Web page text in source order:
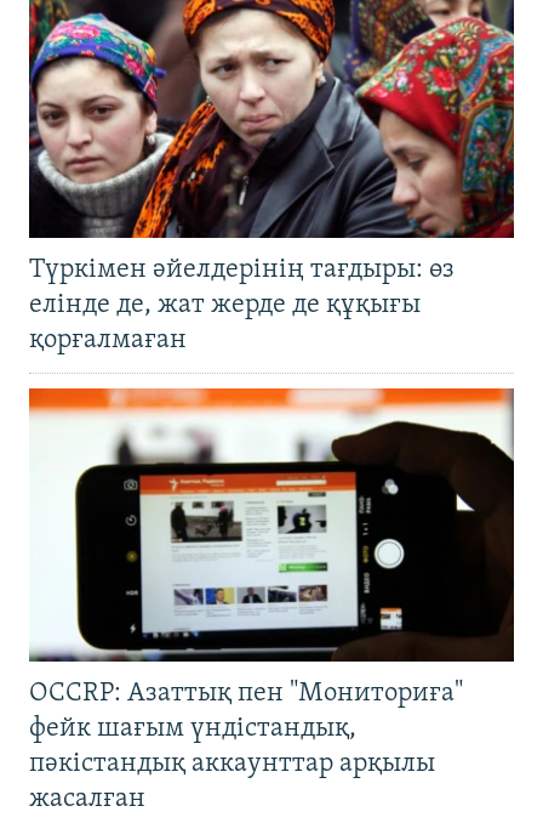
Түркімен әйелдерінің тағдыры: өз
елінде де, жат жерде де құқығы
қорғалмаған
OCCRP: Азаттық пен "Мониториға"
фейк шағым үндістандық,
пәкістандық аккаунттар арқылы
жасалған